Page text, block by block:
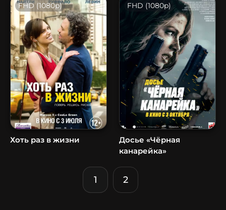
FHD (1080p)
Хоть раз в жизни
FHD (1080p)
Досье «Чёрная
канарейка»
1 2